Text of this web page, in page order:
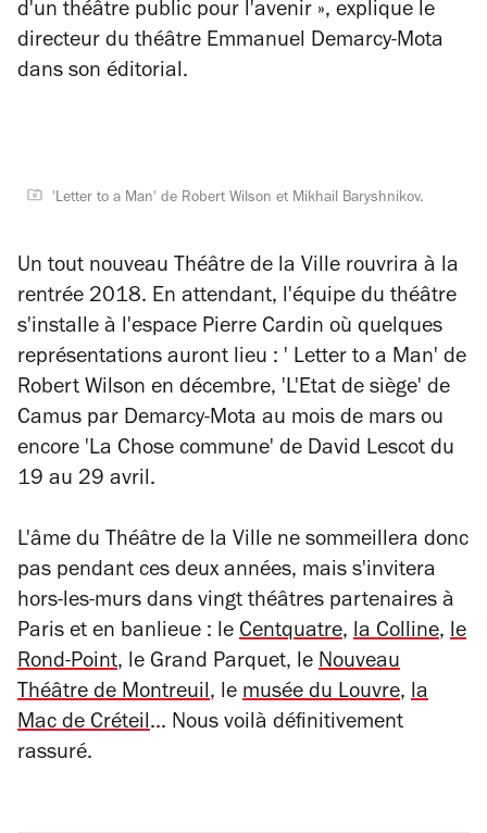
d'un théâtre public pour l'avenir », explique le
directeur du théâtre Emmanuel Demarcy-Mota
dans son éditorial.
'Letter to a Man' de Robert Wilson et Mikhail Baryshnikov.
Un tout nouveau Théâtre de la Ville rouvrira à la
rentrée 2018. En attendant, l'équipe du théâtre
s'installe à l'espace Pierre Cardin où quelques
représentations auront lieu : ' Letter to a Man' de
Robert Wilson en décembre, 'L'Etat de siège' de
Camus par Demarcy-Mota au mois de mars ou
encore 'La Chose commune' de David Lescot du
19 au 29 avril.
L'âme du Théâtre de la Ville ne sommeillera donc
pas pendant ces deux années, mais s'invitera
hors-les-murs dans vingt théâtres partenaires à
Paris et en banlieue : le Centquatre, la Colline, le
Rond-Point, le Grand Parquet, le Nouveau
Théâtre de Montreuil, le musée du Louvre, la
Mac de Créteil... Nous voilà définitivement
rassuré.